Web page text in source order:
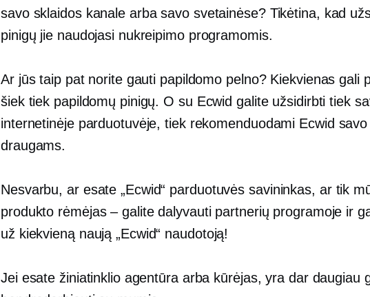
savo sklaidos kanale arba savo svetainėse? Tikėtina, kad
pinigų jie naudojasi nukreipimo programomis.
Ar jūs taip pat norite gauti papildomo pelno? Kiekvienas gali
šiek tiek papildomų pinigų. O su Ecwid galite užsidirbti tiek
internetinėje parduotuvėje, tiek rekomenduodami Ecwid savo
draugams.
Nesvarbu, ar esate „Ecwid“ parduotuvės savininkas, ar tik
produkto rėmėjas – galite dalyvauti partnerių programoje ir
už kiekvieną naują „Ecwid“ naudotoją!
Jei esate žiniatinklio agentūra arba kūrėjas, yra dar daugiau